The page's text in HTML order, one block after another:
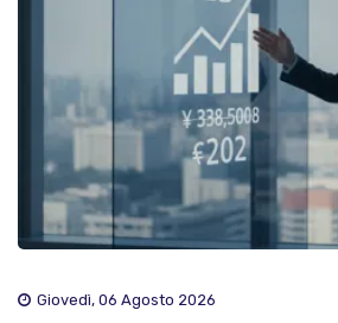
Giovedì, 06 Agosto 2026